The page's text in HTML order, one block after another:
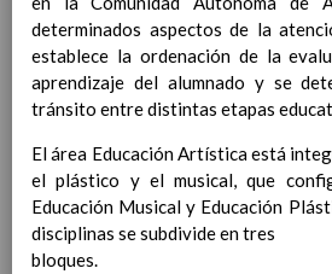
La entrada en vigor del Real
febrero, por el que se establece
Educación Primaria, se ha hecho
adecuación de nuestro Plan de
usted podrá consultar desde este sitio
Esperamos que sea de su interés.
determinados aspectos de la
establece la ordenación de la
aprendizaje del alumnado y se
tránsito entre distintas etapas
El área Educación Artística está
el plástico y el musical, que
Educación Musical y Educación
disciplinas se subdivide en tres
bloques.